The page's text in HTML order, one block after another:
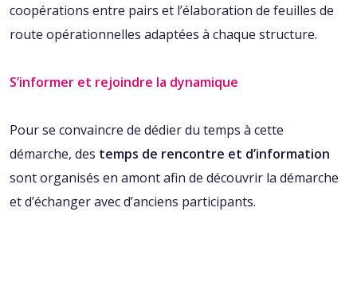
coopérations entre pairs et l’élaboration de feuilles de
route opérationnelles adaptées à chaque structure‭.
S’informer et rejoindre la dynamique‭ ‬
Pour se convaincre de dédier du temps à cette
démarche‭, ‬des‭ ‬ temps de rencontre et d’information
‬sont organisés en amont afin de découvrir la démarche
et d’échanger avec d’anciens participants‭.